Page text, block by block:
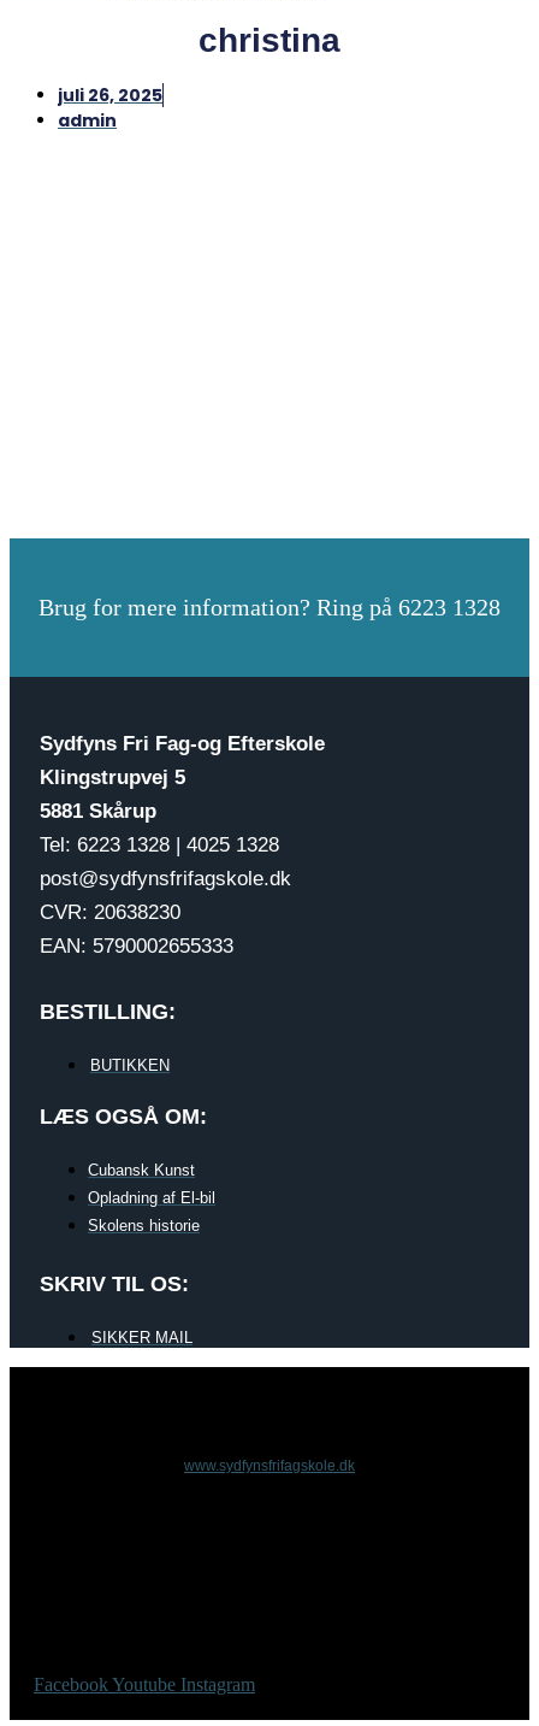
christina
juli 26, 2025
admin
Brug for mere information? Ring på 6223 1328
Sydfyns Fri Fag-og Efterskole
Klingstrupvej 5
5881 Skårup
Tel: 6223 1328 | 4025 1328
post@sydfynsfrifagskole.dk
CVR: 20638230
EAN: 5790002655333
BESTILLING:
BUTIKKEN
LÆS OGSÅ OM:
Cubansk Kunst
Opladning af El-bil
Skolens historie
SKRIV TIL OS:
SIKKER MAIL
www.sydfynsfrifagskole.dk
Facebook Youtube Instagram